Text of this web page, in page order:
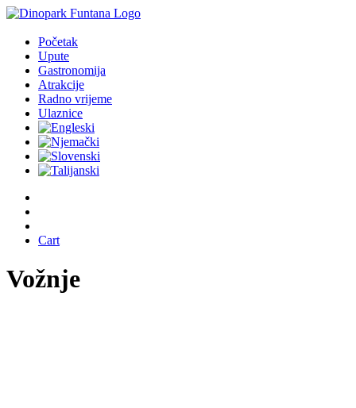
Početak
Upute
Gastronomija
Atrakcije
Radno vrijeme
Ulaznice
Cart
Vožnje